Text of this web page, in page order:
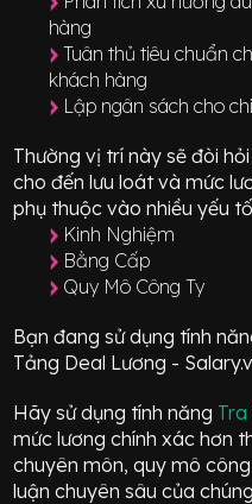
hàng
Tuân thủ tiêu chuẩn
khách hàng
Lập ngân sách cho
Thường vị trí này sẽ đòi
cho đến lưu loát và mức
phụ thuộc vào nhiều yếu
Kinh Nghiệm
Bằng Cấp
Quy Mô Công Ty
Bạn đang sử dụng tính
Tảng Deal Lương -
Hãy sử dụng tính năng
mức lương chính xác hơn
chuyên môn, quy mô
luận chuyên sâu của